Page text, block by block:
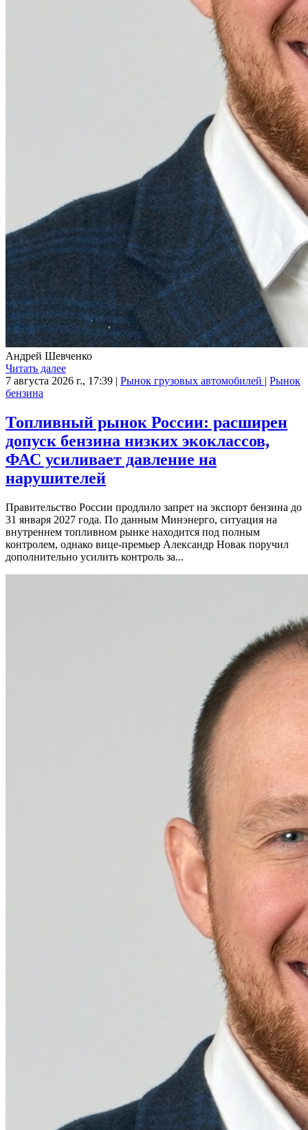
Андрей Шевченко
Читать далее
7 августа 2026 г., 17:39 | Рынок грузовых автомобилей | Рынок
бензина
Топливный рынок России: расширен
допуск бензина низких экоклассов,
ФАС усиливает давление на
нарушителей
Правительство России продлило запрет на экспорт бензина до
31 января 2027 года. По данным Минэнерго, ситуация на
внутреннем топливном рынке находится под полным
контролем, однако вице-премьер Александр Новак поручил
дополнительно усилить контроль за...